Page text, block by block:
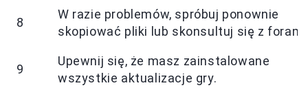
8
W razie problemów, spróbuj ponownie
skopiować pliki lub skonsultuj się z
9
Upewnij się, że masz zainstalowane
wszystkie aktualizacje gry.